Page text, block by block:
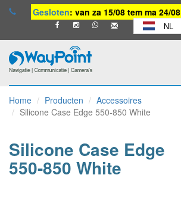
Gesloten: van za 15/08 tem ma 24/08
NL
-
naar
homepage
Home Producten
Accessoires
Silicone Case Edge 550-850 White
Silicone Case Edge
550-850 White